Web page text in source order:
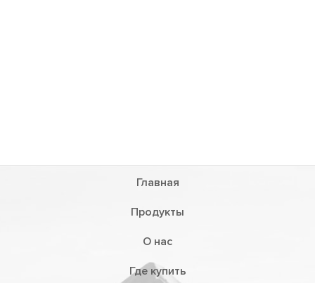
Главная
Продукты
О нас
Где купить